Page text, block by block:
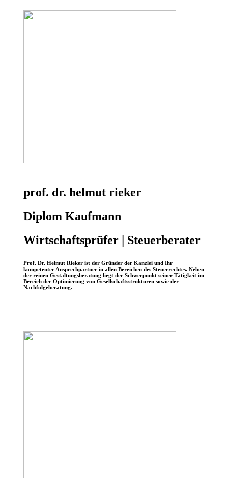
prof. dr. helmut rieker
Diplom Kaufmann
Wirtschaftsprüfer | Steuerberater
Prof. Dr. Helmut Rieker ist der Gründer der Kanzlei und Ihr
kompetenter Ansprechpartner in allen Bereichen des Steuerrechtes. Neben
der reinen Gestaltungsberatung liegt der Schwerpunkt seiner Tätigkeit im
Bereich der Optimierung von Gesellschaftsstrukturen sowie der
Nachfolgeberatung.